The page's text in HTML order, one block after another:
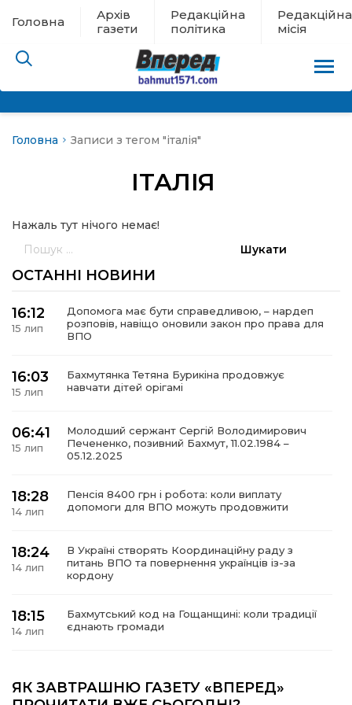
Головна
Архів
газети
Редакційна
політика
Редакційна
місія
новини
політика
місія
Головна Записи з тегом "італія"
ІТАЛІЯ
Нажаль тут нічого немає!
ОСТАННІ НОВИНИ
16:12
15 лип
Допомога має бути справедливою, – нардеп
розповів, навіщо оновили закон про права для
ВПО
16:03
15 лип
Бахмутянка Тетяна Бурикіна продовжує
навчати дітей орігамі
06:41
15 лип
Молодший сержант Сергій Володимирович
Печененко, позивний Бахмут, 11.02.1984 –
05.12.2025
18:28
14 лип
Пенсія 8400 грн і робота: коли виплату
допомоги для ВПО можуть продовжити
18:24
14 лип
В Україні створять Координаційну раду з
питань ВПО та повернення українців із-за
кордону
18:15
14 лип
Бахмутський код на Гощанщині: коли традиції
єднають громади
10 лип
ЯК ЗАВТРАШНЮ ГАЗЕТУ «ВПЕРЕД»